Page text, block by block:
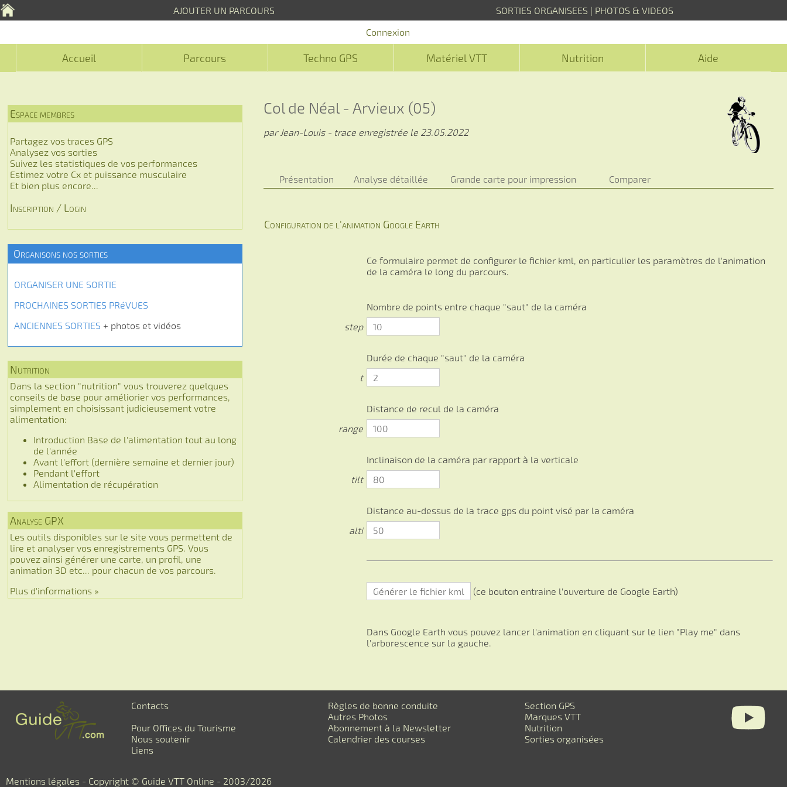
AJOUTER UN PARCOURS SORTIES ORGANISEES | PHOTOS & VIDEOS
Connexion
Accueil Parcours Techno GPS Matériel VTT Nutrition Aide
Espace membres
Partagez vos traces GPS
Analysez vos sorties
Suivez les statistiques de vos performances
Estimez votre Cx et puissance musculaire
Et bien plus encore...
Inscription / Login
Organisons nos sorties
ORGANISER UNE SORTIE
PROCHAINES SORTIES PRéVUES
ANCIENNES SORTIES + photos et vidéos
Nutrition
Dans la section "nutrition" vous trouverez quelques
conseils de base pour améliorier vos performances,
simplement en choisissant judicieusement votre
alimentation:
Introduction Base de l'alimentation tout au long
de l'année
Avant l'effort (dernière semaine et dernier jour)
Pendant l'effort
Alimentation de récupération
Analyse GPX
Les outils disponibles sur le site vous permettent de
lire et analyser vos enregistrements GPS. Vous
pouvez ainsi générer une carte, un profil, une
animation 3D etc... pour chacun de vos parcours.
Plus d'informations »
Col de Néal - Arvieux (05)
par Jean-Louis - trace enregistrée le 23.05.2022
Présentation Analyse détaillée Grande carte pour impression Comparer
Configuration de l'animation Google Earth
Ce formulaire permet de configurer le fichier kml, en particulier les paramètres de l'animation
de la caméra le long du parcours.
Nombre de points entre chaque "saut" de la caméra
step
Durée de chaque "saut" de la caméra
t
Distance de recul de la caméra
range
Inclinaison de la caméra par rapport à la verticale
tilt
Distance au-dessus de la trace gps du point visé par la caméra
alti
(ce bouton entraine l'ouverture de Google Earth)
Dans Google Earth vous pouvez lancer l'animation en cliquant sur le lien "Play me" dans
l'arborescence sur la gauche.
Contacts
Pour Offices du Tourisme
Nous soutenir
Liens
Règles de bonne conduite
Autres Photos
Abonnement à la Newsletter
Calendrier des courses
Section GPS
Marques VTT
Nutrition
Sorties organisées
Mentions légales - Copyright © Guide VTT Online - 2003/2026